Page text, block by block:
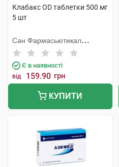
Клабакс OD таблетки 500 мг
5 шт
Сан Фармасьютикал
Індастріз
Є в наявності
від 159.90 грн
КУПИТИ